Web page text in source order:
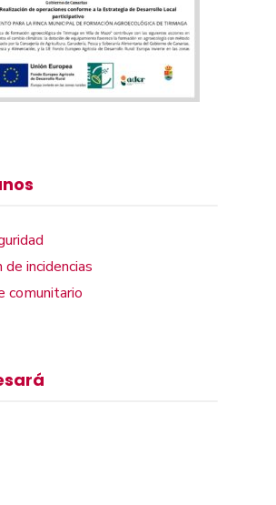
incidencias
comunitario